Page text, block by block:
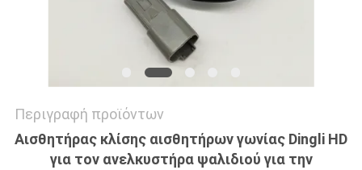
Περιγραφή προϊόντων
Αισθητήρας κλίσης αισθητήρων γωνίας Dingli HD
για τον ανελκυστήρα ψαλιδιού για την